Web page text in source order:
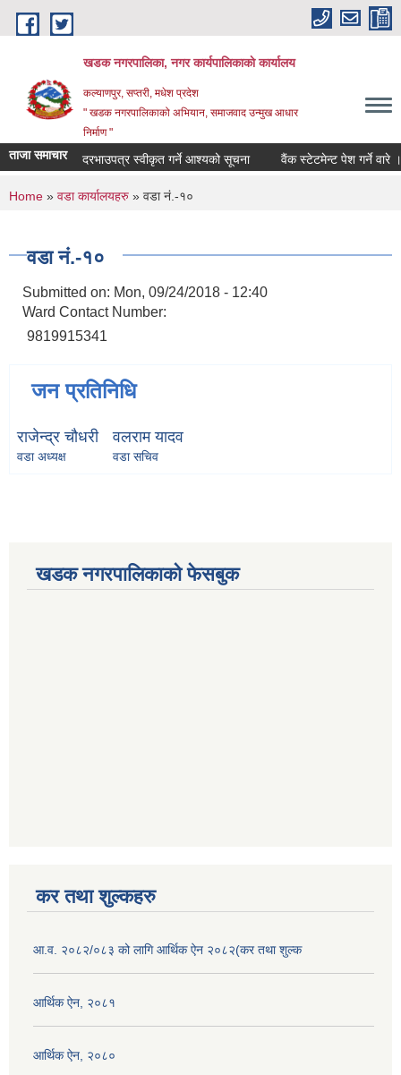
Skip to main content
खडक नगरपालिका, नगर कार्यपालिकाकाे कार्यालय
कल्याणपुर, सप्तरी, मधेश प्रदेश
" खडक नगरपालिकाको अभियान, समाजवाद उन्मुख आधार
निर्माण "
ताजा समाचारदरभाउपत्र स्वीकृत गर्ने आश्यको सूचना वैंक स्टेटमेन्ट पेश गर्ने वारे ।
You are here
Home » वडा कार्यालयहरु » वडा नं.-१०
वडा नं.-१०
Submitted on: Mon, 09/24/2018 - 12:40
Ward Contact Number:
9819915341
जन प्रतिनिधि
राजेन्द्र चौधरी
वडा अध्यक्ष
वलराम यादव
वडा सचिव
खडक नगरपालिकाको फेसबुक
कर तथा शुल्कहरु
आ.व. २०८२/०८३ को लागि आर्थिक ऐन २०८२(कर तथा शुल्क
आर्थिक ऐन, २०८१
आर्थिक ऐन, २०८०